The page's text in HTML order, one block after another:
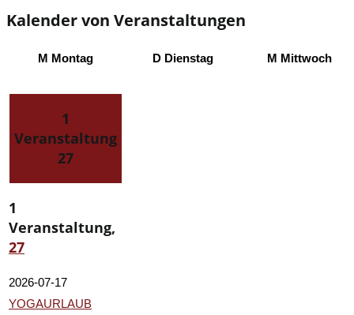
Kalender von Veranstaltungen
M Montag D Dienstag M Mittwoch
1
Veranstaltung
27
1
Veranstaltung,
27
2026-07-17
YOGAURLAUB